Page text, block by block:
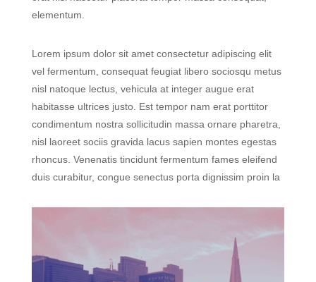
elementum.
Lorem ipsum dolor sit amet consectetur adipiscing elit
vel fermentum, consequat feugiat libero sociosqu metus
nisl natoque lectus, vehicula at integer augue erat
habitasse ultrices justo. Est tempor nam erat porttitor
condimentum nostra sollicitudin massa ornare pharetra,
nisl laoreet sociis gravida lacus sapien montes egestas
rhoncus. Venenatis tincidunt fermentum fames eleifend
duis curabitur, congue senectus porta dignissim proin la